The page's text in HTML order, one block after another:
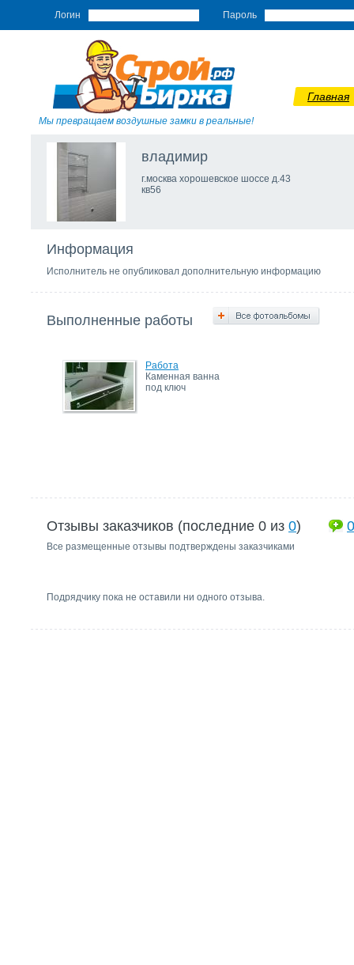
Логин Пароль
Мы превращаем воздушные замки в реальные!
Главная
влaдимир
г.москвa хорошeвскоe шоссe д.43
кв56
Информация
Исполнитель не опубликовал дополнительную информацию
Выполненные работы
Работа
Каменная ванна
под ключ
Отзывы заказчиков (последние 0 из 0) 0
Все размещенные отзывы подтверждены заказчиками
Подрядчику пока не оставили ни одного отзыва.